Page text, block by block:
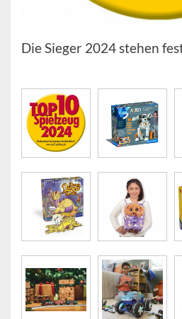
Die Sieger 2024 stehen